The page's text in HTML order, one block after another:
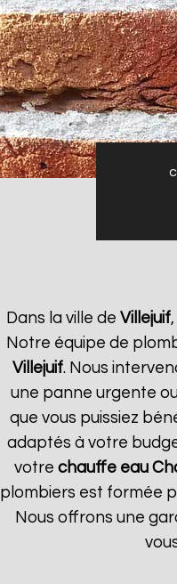
Dans la ville de Villejuif
Notre équipe de
Villejuif. Nous
une panne urgente
que vous puissiez
adaptés à votre
votre chauffe eau
plombiers est formée
Nous offrons une